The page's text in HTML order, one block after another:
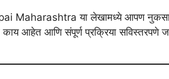
Maharashtra या लेखामध्ये आपण नुकसान
आहेत आणि संपूर्ण प्रक्रिया सविस्तरपणे